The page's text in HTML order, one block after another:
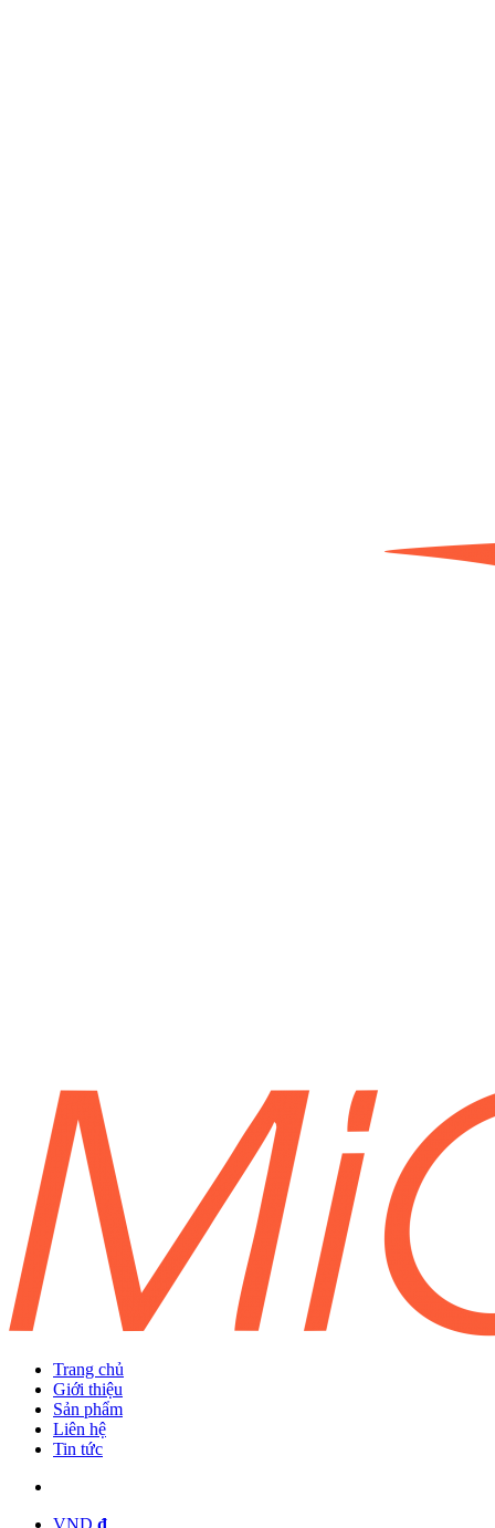
Trang chủ
Giới thiệu
Sản phẩm
Liên hệ
Tin tức
VND đ